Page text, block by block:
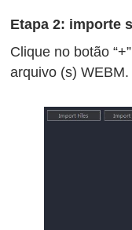
Etapa 2: importe
Clique no botão
arquivo (s) WEBM.